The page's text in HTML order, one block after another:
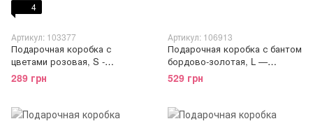
4
Артикул: 103377
Подарочная коробка с
цветами розовая, S -
22.5х15.5х9 cм
289 грн
Артикул: 106913
Подарочная коробка с бантом
бордово-золотая, L —
29,5×22,5×13 см
529 грн